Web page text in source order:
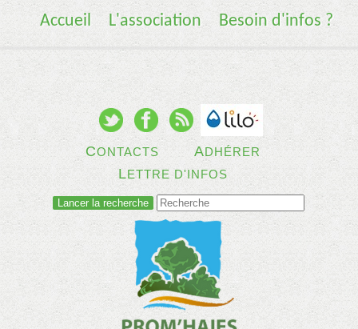
CONTACTS ADHÉRER
LETTRE D'INFOS
Accueil L'association Besoin d'infos ?